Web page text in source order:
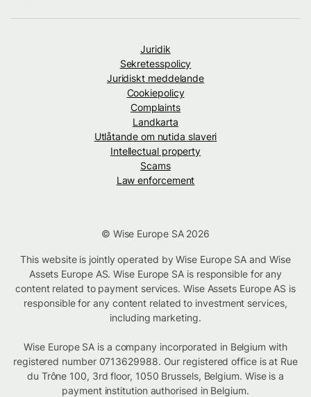
Juridik
Sekretesspolicy
Juridiskt meddelande
Cookiepolicy
Complaints
Landkarta
Utlåtande om nutida slaveri
Intellectual property
Scams
Law enforcement
© Wise Europe SA 2026
This website is jointly operated by Wise Europe SA and Wise
Assets Europe AS. Wise Europe SA is responsible for any
content related to payment services. Wise Assets Europe AS is
responsible for any content related to investment services,
including marketing.
Wise Europe SA is a company incorporated in Belgium with
registered number 0713629988. Our registered office is at Rue
du Trône 100, 3rd floor, 1050 Brussels, Belgium. Wise is a
payment institution authorised in Belgium.